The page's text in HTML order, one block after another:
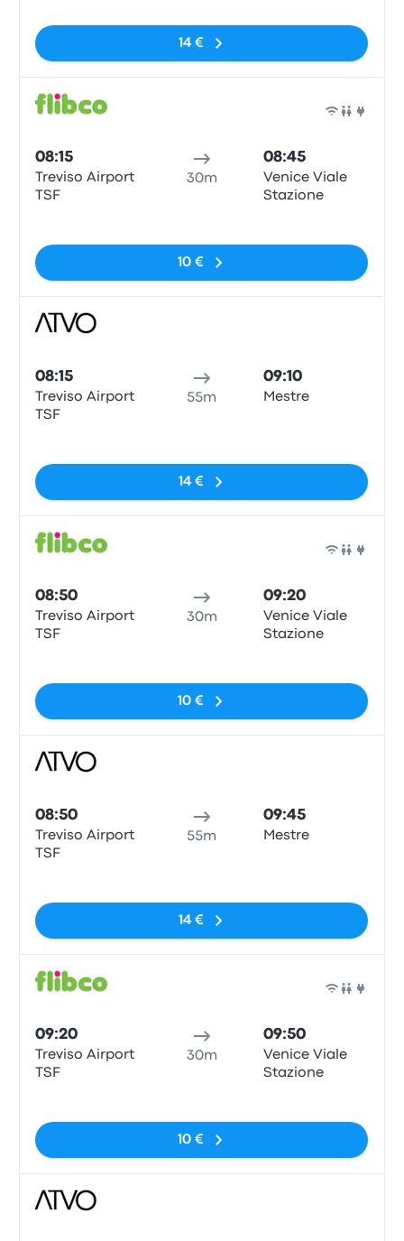
14 €
08:15
Treviso Airport
TSF
30m
08:45
Venice Viale
Stazione
10 €
08:15
Treviso Airport
TSF
55m
09:10
Mestre
14 €
08:50
Treviso Airport
TSF
30m
09:20
Venice Viale
Stazione
10 €
08:50
Treviso Airport
TSF
55m
09:45
Mestre
14 €
09:20
Treviso Airport
TSF
30m
09:50
Venice Viale
Stazione
10 €